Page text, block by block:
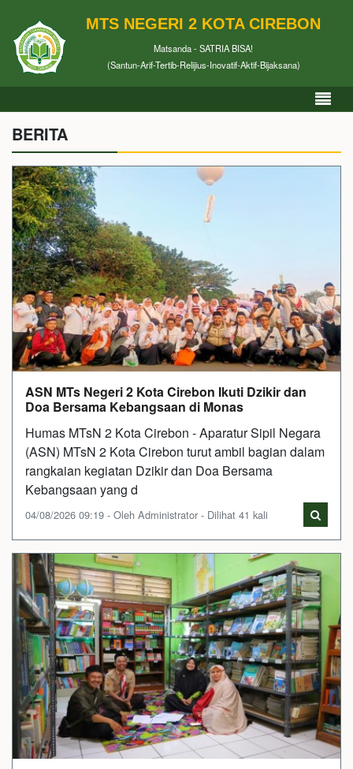
MTS NEGERI 2 KOTA CIREBON
Matsanda - SATRIA BISA!
(Santun-Arif-Tertib-Relijius-Inovatif-Aktif-Bijaksana)
BERITA
ASN MTs Negeri 2 Kota Cirebon Ikuti Dzikir dan
Doa Bersama Kebangsaan di Monas
Humas MTsN 2 Kota Cirebon - Aparatur Sipil Negara
(ASN) MTsN 2 Kota Cirebon turut ambil bagian dalam
rangkaian kegiatan Dzikir dan Doa Bersama
Kebangsaan yang d
04/08/2026 09:19 - Oleh Administrator - Dilihat 41 kali